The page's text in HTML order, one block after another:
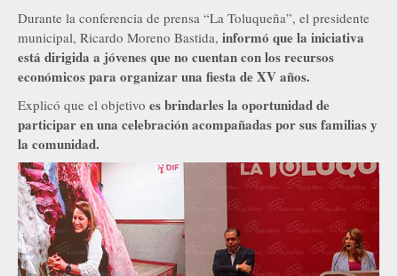
Durante la conferencia de prensa “La Toluqueña”, el presidente
municipal, Ricardo Moreno Bastida, informó que la iniciativa
está dirigida a jóvenes que no cuentan con los recursos
económicos para organizar una fiesta de XV años.
Explicó que el objetivo es brindarles la oportunidad de
participar en una celebración acompañadas por sus familias y
la comunidad.